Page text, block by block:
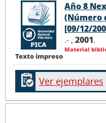
Texto impreso
Año 8
(Número
[09/12/
.- , 2001.
Material
Ver ejemplares